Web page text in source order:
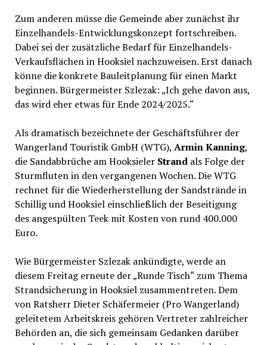
Zum anderen müsse die Gemeinde aber zunächst ihr
Einzelhandels-Entwicklungskonzept fortschreiben.
Dabei sei der zusätzliche Bedarf für Einzelhandels-
Verkaufsflächen in Hooksiel nachzuweisen. Erst danach
könne die konkrete Bauleitplanung für einen Markt
beginnen. Bürgermeister Szlezak: „Ich gehe davon aus,
das wird eher etwas für Ende 2024/2025.“
Als dramatisch bezeichnete der Geschäftsführer der
Wangerland Touristik GmbH (WTG), Armin Kanning,
die Sandabbrüche am Hooksieler Strand als Folge der
Sturmfluten in den vergangenen Wochen. Die WTG
rechnet für die Wiederherstellung der Sandstrände in
Schillig und Hooksiel einschließlich der Beseitigung
des angespülten Teek mit Kosten von rund 400.000
Euro.
Wie Bürgermeister Szlezak ankündigte, werde an
diesem Freitag erneute der „Runde Tisch“ zum Thema
Strandsicherung in Hooksiel zusammentreten. Dem
von Ratsherr Dieter Schäfermeier (Pro Wangerland)
geleitetem Arbeitskreis gehören Vertreter zahlreicher
Behörden an, die sich gemeinsam Gedanken darüber